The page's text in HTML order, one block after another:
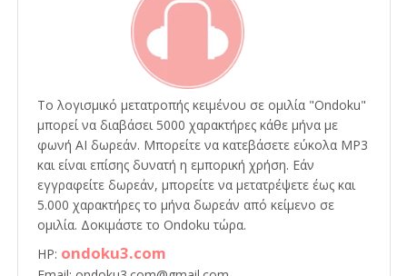
Το λογισμικό μετατροπής κειμένου σε ομιλία "Ondoku"
μπορεί να διαβάσει 5000 χαρακτήρες κάθε μήνα με
φωνή AI δωρεάν. Μπορείτε να κατεβάσετε εύκολα MP3
και είναι επίσης δυνατή η εμπορική χρήση. Εάν
εγγραφείτε δωρεάν, μπορείτε να μετατρέψετε έως και
5.000 χαρακτήρες το μήνα δωρεάν από κείμενο σε
ομιλία. Δοκιμάστε το Ondoku τώρα.
HP: ondoku3.com